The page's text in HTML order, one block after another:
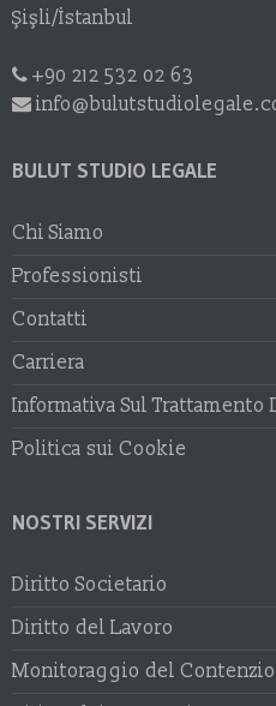
Şişli/İstanbul
+90 212 532 02 63
BULUT STUDIO LEGALE
Chi Siamo
Professionisti
Contatti
Carriera
Informativa Sul Trattamento
Politica sui Cookie
NOSTRI SERVIZI
Diritto Societario
Diritto del Lavoro
Monitoraggio del